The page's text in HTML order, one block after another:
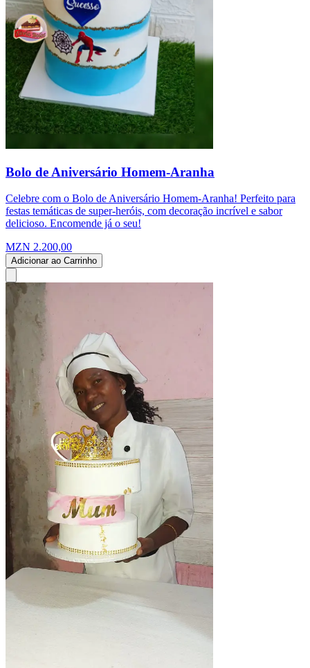
Bolo de Aniversário Homem-Aranha
Celebre com o Bolo de Aniversário Homem-Aranha! Perfeito para
festas temáticas de super-heróis, com decoração incrível e sabor
delicioso. Encomende já o seu!
MZN 2.200,00
Adicionar ao Carrinho